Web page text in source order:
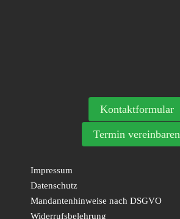
Kontaktformular
Termin vereinbaren
Impressum
Datenschutz
Mandantenhinweise nach DSGVO
Widerrufsbelehrung